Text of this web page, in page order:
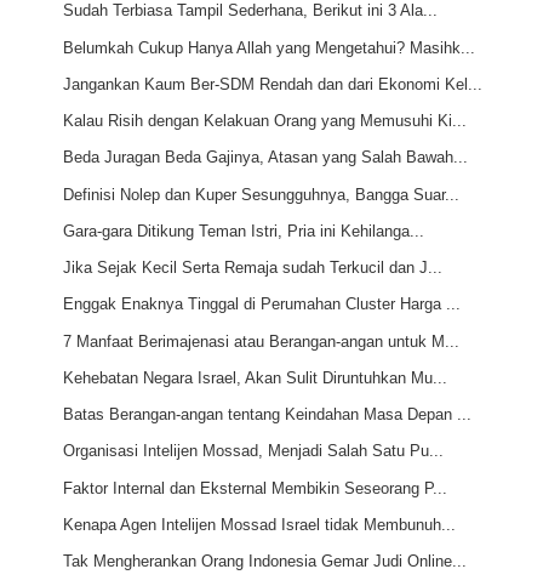
Sudah Terbiasa Tampil Sederhana, Berikut ini 3 Ala...
Belumkah Cukup Hanya Allah yang Mengetahui? Masihk...
Jangankan Kaum Ber-SDM Rendah dan dari Ekonomi Kel...
Kalau Risih dengan Kelakuan Orang yang Memusuhi Ki...
Beda Juragan Beda Gajinya, Atasan yang Salah Bawah...
Definisi Nolep dan Kuper Sesungguhnya, Bangga Suar...
Gara-gara Ditikung Teman Istri, Pria ini Kehilanga...
Jika Sejak Kecil Serta Remaja sudah Terkucil dan J...
Enggak Enaknya Tinggal di Perumahan Cluster Harga ...
7 Manfaat Berimajenasi atau Berangan-angan untuk M...
Kehebatan Negara Israel, Akan Sulit Diruntuhkan Mu...
Batas Berangan-angan tentang Keindahan Masa Depan ...
Organisasi Intelijen Mossad, Menjadi Salah Satu Pu...
Faktor Internal dan Eksternal Membikin Seseorang P...
Kenapa Agen Intelijen Mossad Israel tidak Membunuh...
Tak Mengherankan Orang Indonesia Gemar Judi Online...